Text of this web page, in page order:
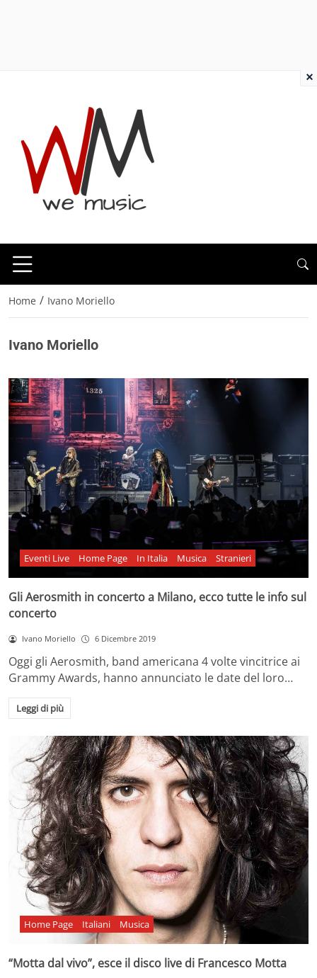
Home / Ivano Moriello
Ivano Moriello
Eventi Live Home Page In Italia Musica Stranieri
Gli Aerosmith in concerto a Milano, ecco tutte le info sul
concerto
Ivano Moriello 6 Dicembre 2019
Oggi gli Aerosmith, band americana 4 volte vincitrice ai
Grammy Awards, hanno annunciato le date del loro…
Leggi di più
Home Page Italiani Musica
“Motta dal vivo”, esce il disco live di Francesco Motta
×